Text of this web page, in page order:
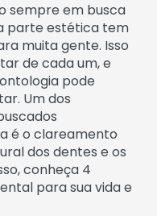
sempre em busca
parte estética tem
muita gente. Isso
de cada um, e
pode
Um dos
é o clareamento
dos dentes e os
conheça 4
para sua vida e